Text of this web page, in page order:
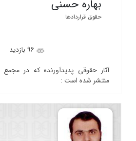
بهاره حسنی
حقوق قراردادها
آثار حقوقی پدیدآورنده که در
منتشر شده است :